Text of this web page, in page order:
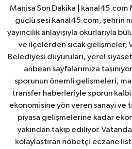
Manisa Son Dakika | kanal45.com
güçlü sesi kanal45.com, şehrin
yayıncılık anlayışıyla okurlarıyla
ve ilçelerden sıcak gelişmeler,
Belediyesi duyuruları, yerel
anbean sayfalarımıza
sporunun önemli gelişmeleri,
transfer haberleriyle sporun kalbi
ekonomisine yön veren sanayi
piyasa gelişmelerine kadar
yakından takip ediliyor.
kolaylaştıran nöbetçi eczane